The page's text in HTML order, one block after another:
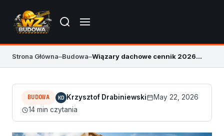
Strona Główna–Budowa– Wiązary dachowe cennik 2026 – cena za m2 i montaż
BUDOWA KD Krzysztof Drabiniewski
May 22, 2026
14 min czytania